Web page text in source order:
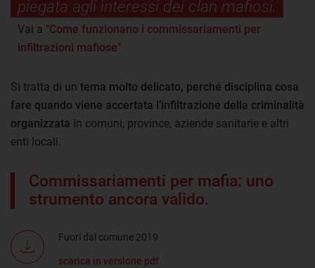
piegata agli interessi dei clan mafiosi.
Vai a "Come funzionano i commissariamenti per
infiltrazioni mafiose"
Si tratta di un tema molto delicato, perché disciplina cosa
fare quando viene accertata l’infiltrazione della criminalità
organizzata in comuni, province, aziende sanitarie e altri
enti locali.
Commissariamenti per mafia: uno
strumento ancora valido.
Fuori dal comune 2019
scarica in versione pdf